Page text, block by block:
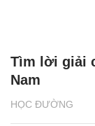
HỌC ĐƯỜNG
Tìm lời giải
Nam